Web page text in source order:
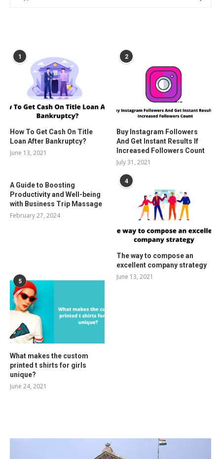
1
How To Get Cash On Title
Loan After Bankruptcy?
June 13, 2021
2
Buy Instagram Followers
And Get Instant Results If
Increased Followers Count
July 31, 2021
A Guide to Boosting
Productivity and Well-being
with Business Trip Massage
February 27, 2024
4
The way to compose an
excellent company strategy
June 13, 2021
5
What makes the custom
printed t shirts for girls
unique?
June 24, 2021